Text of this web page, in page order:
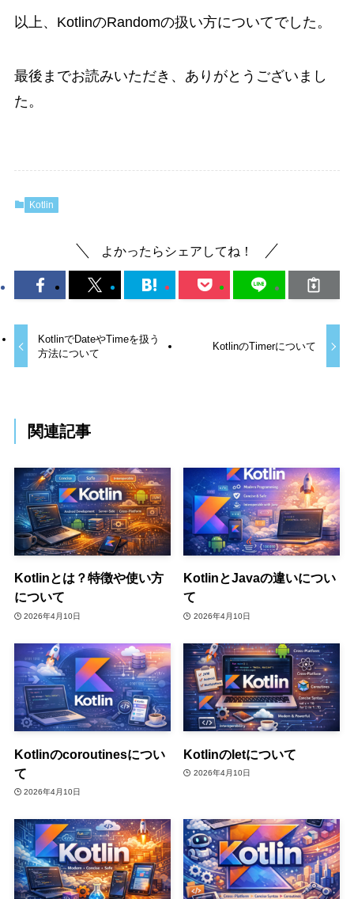
以上、KotlinのRandomの扱い方についてでした。
最後までお読みいただき、ありがとうございまし
た。
Kotlin
よかったらシェアしてね！
KotlinでDateやTimeを扱う
方法について
KotlinのTimerについて
関連記事
Kotlinとは？特徴や使い方
について
2026年4月10日
KotlinとJavaの違いについ
て
2026年4月10日
Kotlinのcoroutinesについ
て
2026年4月10日
Kotlinのletについて
2026年4月10日